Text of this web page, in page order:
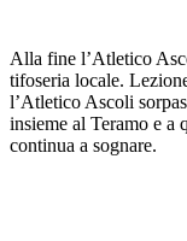
Alla fine l’Atletico
tifoseria locale.
l’Atletico Ascoli
insieme al Teramo e a
continua a sognare.